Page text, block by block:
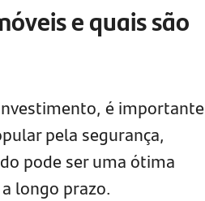
e quais são
é importante
pela segurança,
pode ser uma ótima
longo prazo.